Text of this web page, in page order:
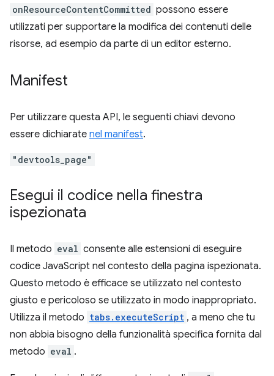
onResourceContentCommitted possono essere
utilizzati per supportare la modifica dei contenuti delle
risorse, ad esempio da parte di un editor esterno.
Manifest
Per utilizzare questa API, le seguenti chiavi devono
essere dichiarate nel manifest.
"devtools_page"
Esegui il codice nella finestra
ispezionata
Il metodo eval consente alle estensioni di eseguire
codice JavaScript nel contesto della pagina ispezionata.
Questo metodo è efficace se utilizzato nel contesto
giusto e pericoloso se utilizzato in modo inappropriato.
Utilizza il metodo tabs.executeScript , a meno che tu
non abbia bisogno della funzionalità specifica fornita dal
metodo eval .